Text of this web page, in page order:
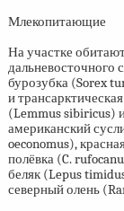
Млекопитающие
На участке
бурозубка (Sorex
и
(Lemmus sibiricus)
американский
oeconomus),
полёвка (C.
беляк (Lepus
северный олень